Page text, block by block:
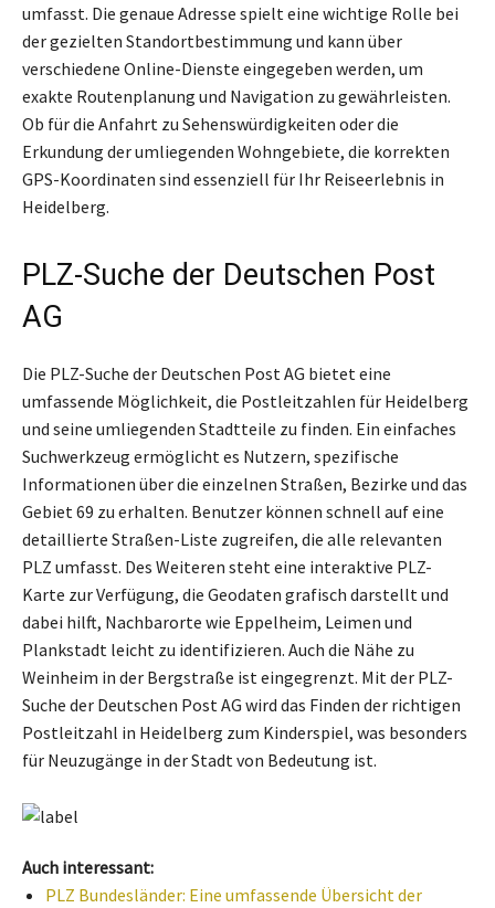
umfasst. Die genaue Adresse spielt eine wichtige Rolle bei
der gezielten Standortbestimmung und kann über
verschiedene Online-Dienste eingegeben werden, um
exakte Routenplanung und Navigation zu gewährleisten.
Ob für die Anfahrt zu Sehenswürdigkeiten oder die
Erkundung der umliegenden Wohngebiete, die korrekten
GPS-Koordinaten sind essenziell für Ihr Reiseerlebnis in
Heidelberg.
PLZ-Suche der Deutschen Post
AG
Die PLZ-Suche der Deutschen Post AG bietet eine
umfassende Möglichkeit, die Postleitzahlen für Heidelberg
und seine umliegenden Stadtteile zu finden. Ein einfaches
Suchwerkzeug ermöglicht es Nutzern, spezifische
Informationen über die einzelnen Straßen, Bezirke und das
Gebiet 69 zu erhalten. Benutzer können schnell auf eine
detaillierte Straßen-Liste zugreifen, die alle relevanten
PLZ umfasst. Des Weiteren steht eine interaktive PLZ-
Karte zur Verfügung, die Geodaten grafisch darstellt und
dabei hilft, Nachbarorte wie Eppelheim, Leimen und
Plankstadt leicht zu identifizieren. Auch die Nähe zu
Weinheim in der Bergstraße ist eingegrenzt. Mit der PLZ-
Suche der Deutschen Post AG wird das Finden der richtigen
Postleitzahl in Heidelberg zum Kinderspiel, was besonders
für Neuzugänge in der Stadt von Bedeutung ist.
Auch interessant:
PLZ Bundesländer: Eine umfassende Übersicht der